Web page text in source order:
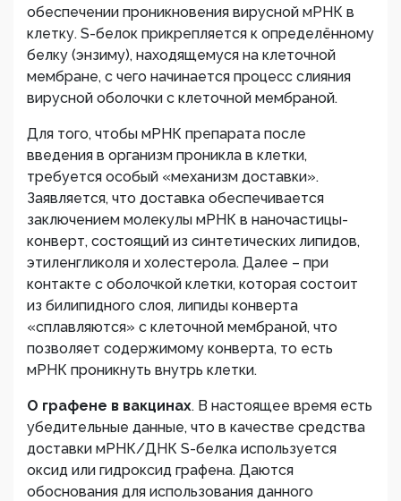
обеспечении проникновения вирусной мРНК в
клетку. S-белок прикрепляется к определённому
белку (энзиму), находящемуся на клеточной
мембране, с чего начинается процесс слияния
вирусной оболочки с клеточной мембраной.
Для того, чтобы мРНК препарата после
введения в организм проникла в клетки,
требуется особый «механизм доставки».
Заявляется, что доставка обеспечивается
заключением молекулы мРНК в наночастицы-
конверт, состоящий из синтетических липидов,
этиленгликоля и холестерола. Далее – при
контакте с оболочкой клетки, которая состоит
из билипидного слоя, липиды конверта
«сплавляются» с клеточной мембраной, что
позволяет содержимому конверта, то есть
мРНК проникнуть внутрь клетки.
О графене в вакцинах. В настоящее время есть
убедительные данные, что в качестве средства
доставки мРНК/ДНК S-белка используется
оксид или гидроксид графена. Даются
обоснования для использования данного